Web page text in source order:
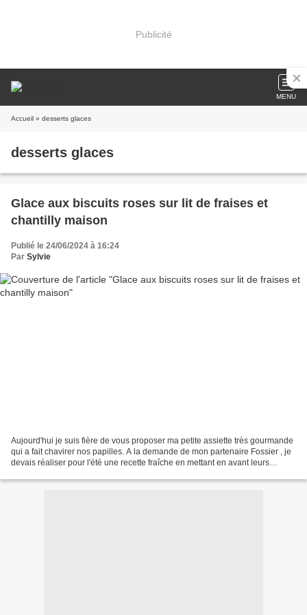
Publicité
MENU
Accueil » desserts glaces
desserts glaces
Glace aux biscuits roses sur lit de fraises et
chantilly maison
Publié le 24/06/2024 à 16:24
Par Sylvie
Aujourd'hui je suis fière de vous proposer ma petite assiette très gourmande
qui a fait chavirer nos papilles. A la demande de mon partenaire Fossier , je
devais réaliser pour l'été une recette fraîche en mettant en avant leurs